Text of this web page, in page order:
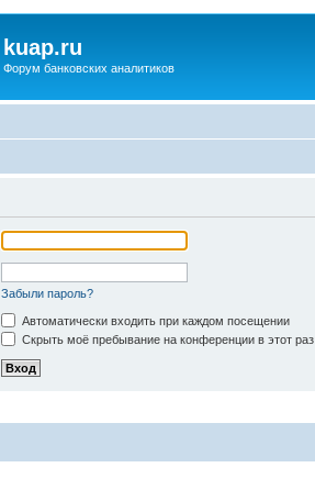
kuap.ru
Форум банковских аналитиков
Забыли пароль?
Автоматически входить при каждом посещении
Скрыть моё пребывание на конференции в этот раз